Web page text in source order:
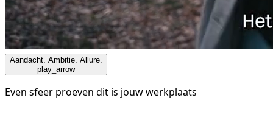
Aandacht. Ambitie. Allure.
play_arrow
Even sfeer proeven dit is jouw werkplaats